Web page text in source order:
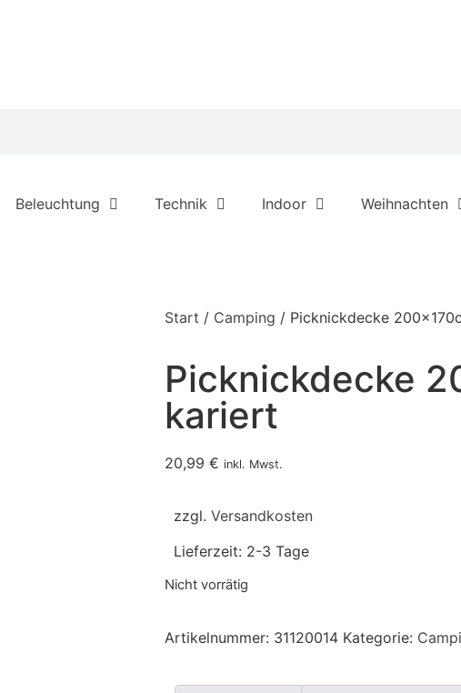
Beleuchtung Technik Indoor Weihnachten
Start / Camping / Picknickdecke
Picknickdecke
kariert
20,99 € inkl. Mwst.
zzgl. Versandkosten
Lieferzeit: 2-3 Tage
Nicht vorrätig
Artikelnummer: 31120014 Kategorie: